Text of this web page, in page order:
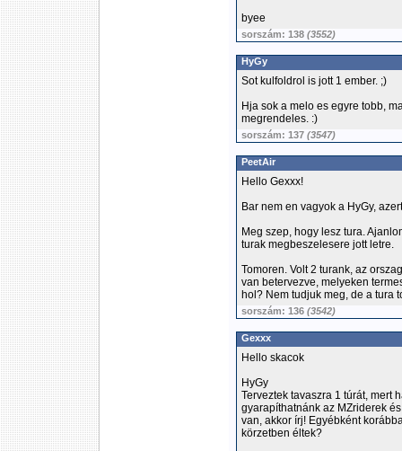
byee
sorszám: 138 (3552)
HyGy
Sot kulfoldrol is jott 1 ember. ;)
Hja sok a melo es egyre tobb,
megrendeles. :)
sorszám: 137 (3547)
PeetAir
Hello Gexxx!
Bar nem en vagyok a HyGy,
Meg szep, hogy lesz tura.
turak megbeszelesere jott letre.
Tomoren. Volt 2 turank, az
van betervezve, melyeken
hol? Nem tudjuk meg, de a tura
sorszám: 136 (3542)
Gexxx
Hello skacok
HyGy
Terveztek tavaszra 1 túrát, mert
gyarapíthatnánk az MZriderek
van, akkor írj! Egyébként
körzetben éltek?